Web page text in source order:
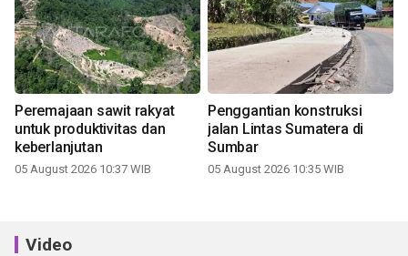
Peremajaan sawit rakyat
untuk produktivitas dan
keberlanjutan
05 August 2026 10:37 WIB
Penggantian konstruksi
jalan Lintas Sumatera di
Sumbar
05 August 2026 10:35 WIB
Video